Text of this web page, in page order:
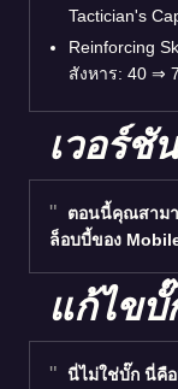
Tactician's
Reinforcing
สังหาร: 40 ⇒
เวอร์ชั
ตอนนี้คุณสาม
ล็อบบี้ของ
แก้ไขบั๊
นี่ไม่ใช่บั๊ก นี่คื